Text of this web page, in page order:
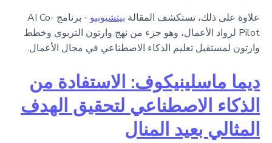
علاوة على ذلك، تستكشف المقالة بيتشبوبيو
- برنامج AI Co-
Pilot لرواد الأعمال، وهو جزء من نهج وارتون التربوي وخطط
وارتون لمستقبل تعليم الذكاء الاصطناعي في مجال الأعمال.
ديما ماسلينيكوف: الاستفادة من
الذكاء الاصطناعي لتحقيق الهدف
المثالي بعيد المنال